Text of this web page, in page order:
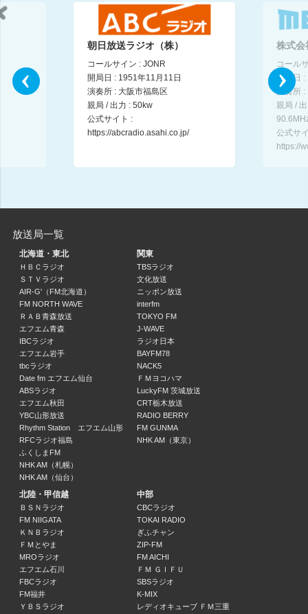
滋賀京都新聞ニュース・交通情報
CITY POP MASTERS
村田睦
10:00 ～ 10:30
YKK AP presents 皆藤愛子の窓café～窓辺でcafé time～
菊池風磨 hoursz
11:00 ～ 11:30
木村拓哉 Flow
11:30 ～ 11:55
spice-e
森由貴子
11:55 ～ 12:00
津田健次郎 SPEA/KING
津田健次郎
12:00 ～ 12:30
CHINTAI presents きゃりーぱみゅぱみゅ Chapter #0 ～Touch Your Heart～
きゃりーぱみゅぱみゅ
12:30 ～ 12:55
交通・天気情報
12:55 ～ 13:00
生見愛瑠 soothing
生見愛瑠 ゲスト: ヤバイTシャツ屋さん
13:00 ～ 13:30
朝日放送ラジオ（株）
コールサイン : JONR
開局日 : 1951年11月11日
演奏所 : 大阪市福島区
親局 / 出力 : 50kw
公式サイト :
https://abcradio.asahi.co.jp/
株式会
コール
開局日
演奏所 :
親局 /
公式サ
https://
放送局一覧
北海道・東北
ＨＢＣラジオ
ＳＴＶラジオ
AIR-G'（FM北海道）
FM NORTH WAVE
ＲＡＢ青森放送
エフエム青森
IBCラジオ
エフエム岩手
tbcラジオ
Date fm エフエム仙台
ABSラジオ
エフエム秋田
YBC山形放送
Rhythm Station エフエム山形
RFCラジオ福島
ふくしまFM
NHK AM（札幌）
NHK AM（仙台）
関東
TBSラジオ
文化放送
ニッポン放送
interfm
TOKYO FM
J-WAVE
ラジオ日本
BAYFM78
NACK5
ＦＭヨコハマ
LuckyFM 茨城放送
CRT栃木放送
RADIO BERRY
FM GUNMA
NHK AM（東京）
北陸・甲信越
ＢＳＮラジオ
FM NIIGATA
ＫＮＢラジオ
ＦＭとやま
MROラジオ
エフエム石川
FBCラジオ
FM福井
ＹＢＳラジオ
中部
CBCラジオ
TOKAI RADIO
ぎふチャン
ZIP-FM
FM AICHI
ＦＭ ＧＩＦＵ
SBSラジオ
K-MIX
レディオキューブ ＦＭ三重